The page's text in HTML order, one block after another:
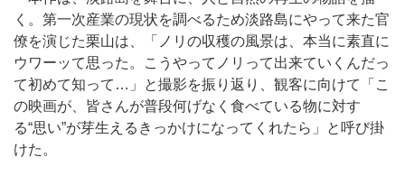
く。第一次産業の現状を調べるため淡路島にやって来た官
僚を演じた栗山は、「ノリの収穫の風景は、本当に素直に
ウワーッて思った。こうやってノリって出来ていくんだっ
て初めて知って…」と撮影を振り返り、観客に向けて「こ
の映画が、皆さんが普段何げなく食べている物に対す
る“思い”が芽生えるきっかけになってくれたら」と呼び掛
けた。